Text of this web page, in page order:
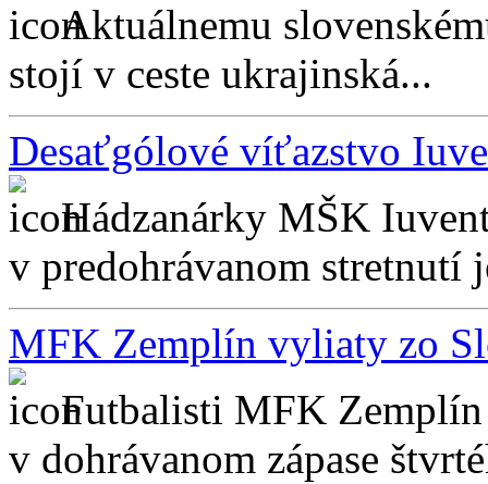
Aktuálnemu
stojí v ceste ukrajinská...
Desaťgólové víťazstvo
Hádzanárky MŠK
v predohrávanom stretnutí
MFK Zemplín vyliaty zo
Futbalisti MFK
v dohrávanom zápase